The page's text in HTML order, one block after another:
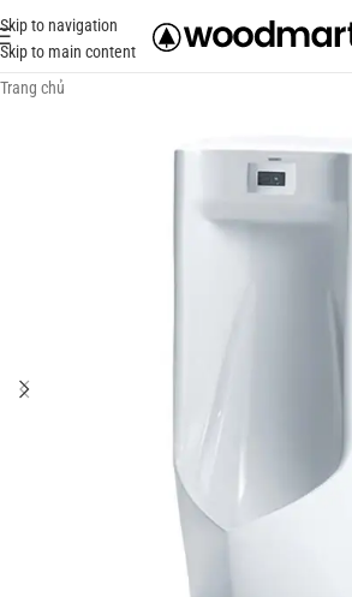
Skip to navigation
Skip to main content
Trang chủ